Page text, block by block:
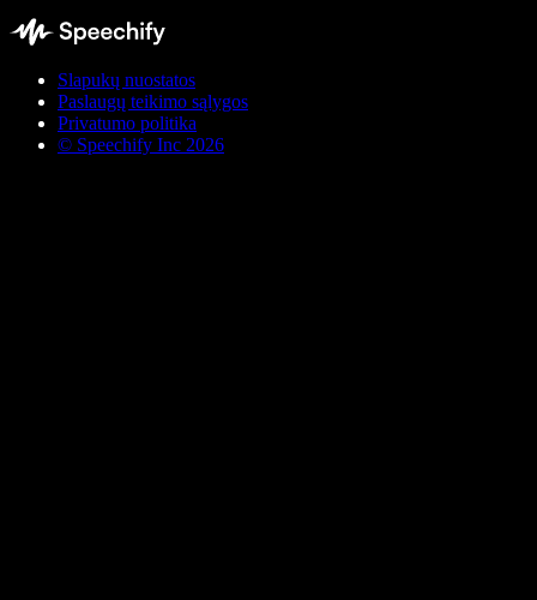
Slapukų nuostatos
Paslaugų teikimo sąlygos
Privatumo politika
© Speechify Inc 2026